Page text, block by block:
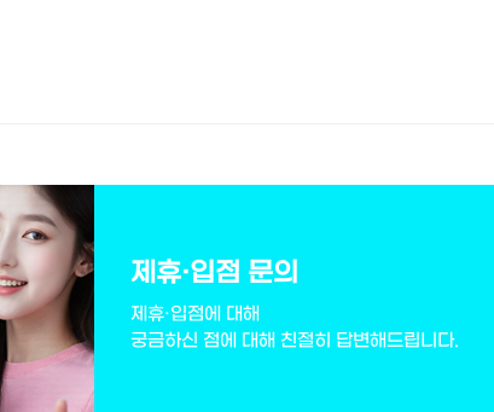
제휴·입점 문의
제휴·입점에 대해
궁금하신 점에 대해 친절히 답변해드립니다.